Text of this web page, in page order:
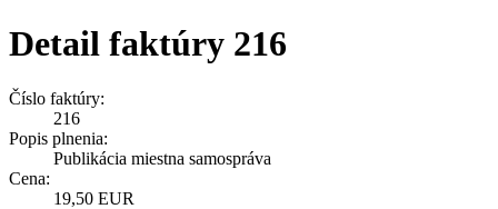
Detail faktúry 216
Číslo faktúry:
216
Popis plnenia:
Publikácia miestna samospráva
Cena:
19,50 EUR